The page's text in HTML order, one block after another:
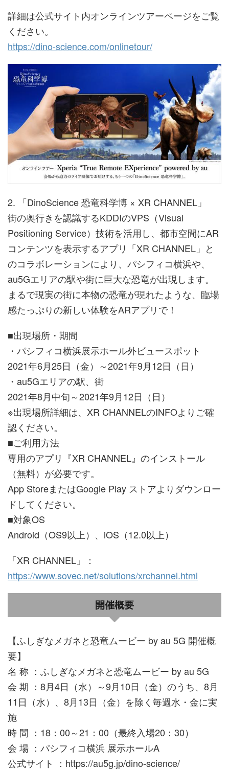
詳細は公式サイト内オンラインツアーページをご覧
ください。
https://dino-science.com/onlinetour/
2. 「DinoScience 恐竜科学博 × XR CHANNEL」
街の奥行きを認識するKDDIのVPS（Visual
Positioning Service）技術を活用し、都市空間にAR
コンテンツを表示するアプリ「XR CHANNEL」と
のコラボレーションにより、パシフィコ横浜や、
au5Gエリアの駅や街に巨大な恐竜が出現します。
まるで現実の街に本物の恐竜が現れたような、臨場
感たっぷりの新しい体験をARアプリで！
■出現場所・期間
・パシフィコ横浜展示ホール外ビュースポット
2021年6月25日（金）～2021年9月12日（日）
・au5Gエリアの駅、街
2021年8月中旬～2021年9月12日（日）
※出現場所詳細は、XR CHANNELのINFOよりご確
認ください。
■ご利用方法
専用のアプリ『XR CHANNEL』のインストール
（無料）が必要です。
App StoreまたはGoogle Play ストアよりダウンロー
ドしてください。
■対象OS
Android（OS9以上）、iOS（12.0以上）
「XR CHANNEL」：
https://www.sovec.net/solutions/xrchannel.html
開催概要
【ふしぎなメガネと恐竜ムービー by au 5G 開催概
要】
名 称 ：ふしぎなメガネと恐竜ムービー by au 5G
会 期 ：8月4日（水）～9月10日（金）のうち、8月
11日（水）、8月13日（金）を除く毎週水・金に実
施
時 間 ：18：00～21：00（最終入場20：30）
会 場 ：パシフィコ横浜 展示ホールA
公式サイト ：https://au5g.jp/dino-science/